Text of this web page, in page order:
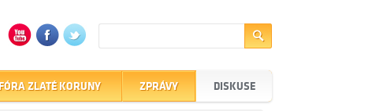
FÓRA ZLATÉ KORUNY ZPRÁVY DISKUSE